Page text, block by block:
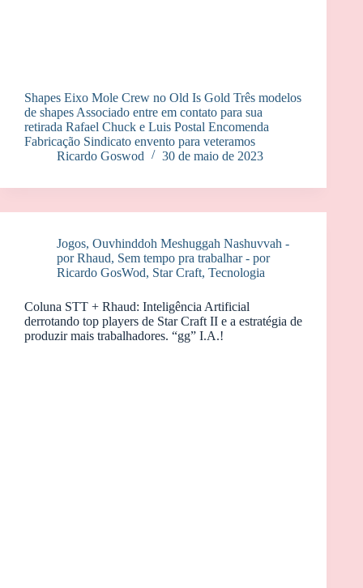
Shapes Eixo Mole Crew no Old Is Gold Três modelos
de shapes Associado entre em contato para sua
retirada Rafael Chuck e Luis Postal Encomenda
Fabricação Sindicato envento para veteramos
Ricardo Goswod
30 de maio de 2023
Jogos, Ouvhinddoh Meshuggah Nashuvvah -
por Rhaud, Sem tempo pra trabalhar - por
Ricardo GosWod, Star Craft, Tecnologia
Coluna STT + Rhaud: Inteligência Artificial
derrotando top players de Star Craft II e a estratégia de
produzir mais trabalhadores. “gg” I.A.!